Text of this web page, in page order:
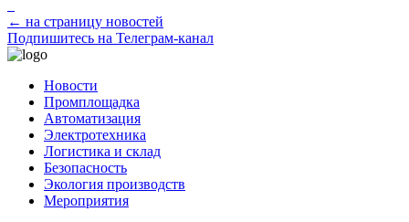
← на страницу новостей
Подпишитесь на Телеграм-канал
Новости
Промплощадка
Автоматизация
Электротехника
Логистика и склад
Безопасность
Экология производств
Мероприятия